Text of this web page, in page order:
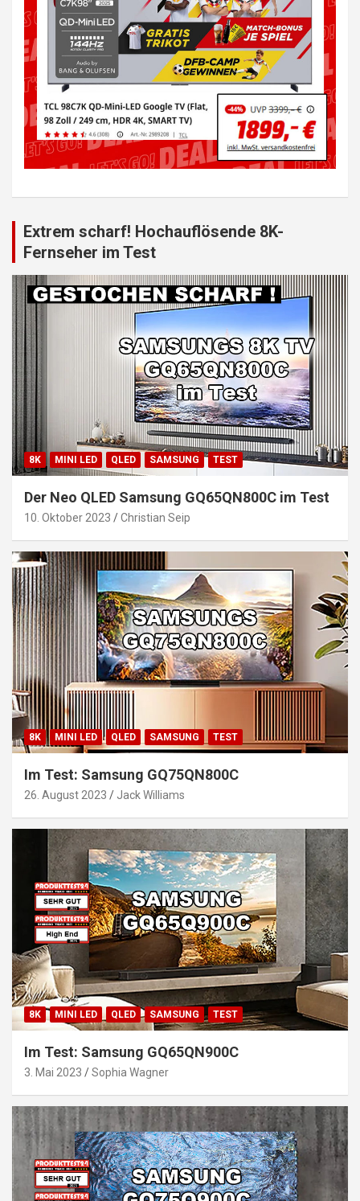
Extrem scharf! Hochauflösende 8K-
Fernseher im Test
8K MINI LED QLED SAMSUNG TEST
Der Neo QLED Samsung GQ65QN800C im Test
10. Oktober 2023 Christian Seip
8K MINI LED QLED SAMSUNG TEST
Im Test: Samsung GQ75QN800C
26. August 2023 Jack Williams
8K MINI LED QLED SAMSUNG TEST
Im Test: Samsung GQ65QN900C
3. Mai 2023 Sophia Wagner